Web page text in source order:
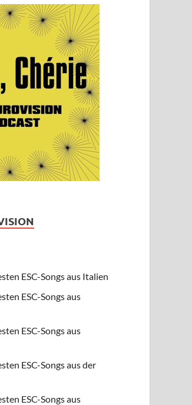
ESC-Songs aus Italien
ESC-Songs aus
ESC-Songs aus
ESC-Songs aus der
ESC-Songs aus